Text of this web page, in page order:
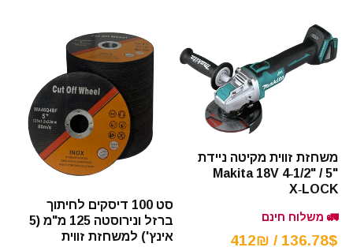
משחזת זווית מקיטה ניידת
Makita 18V 4‑1/2" / 5"
X‑LOCK
🚛 משלוח חינם
136.78$ / 412₪
סט 100 דיסקים לחיתוך
ברזל ונירוסטה 125 מ"מ (5
אינץ') למשחזת זווית